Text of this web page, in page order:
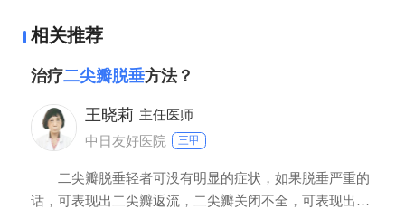
相关推荐
治疗二尖瓣脱垂方法？
王晓莉 主任医师
中日友好医院
三甲
二尖瓣脱垂轻者可没有明显的症状，如果脱垂严重的
话，可表现出二尖瓣返流，二尖瓣关闭不全，可表现出气